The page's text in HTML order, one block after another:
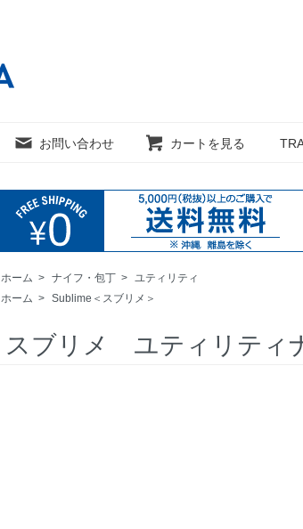
お問い合わせ カートを見る
ホーム > ナイフ・包丁 > ユティリティ
ホーム > Sublime＜スブリメ＞
スブリメ ユティリティ